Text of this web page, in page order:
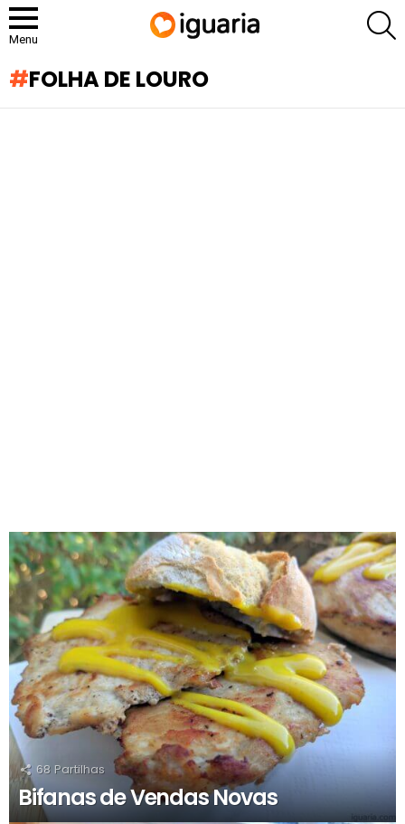
Menu
FOLHA DE LOURO
RECOMENDADOS
68 Partilhas
Bifanas de Vendas Novas